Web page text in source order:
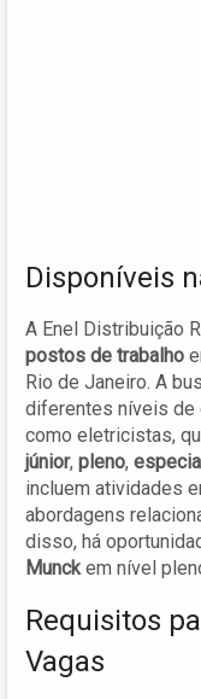
Disponíveis
A Enel Distribuição
postos de trabalho
Rio de Janeiro. A
diferentes níveis de
como eletricistas,
júnior, pleno,
incluem atividades
abordagens
disso, há
Munck em nível
Requisitos
Vagas